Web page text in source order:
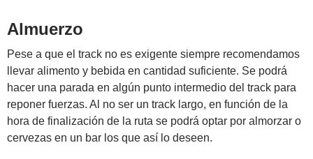
Almuerzo
Pese a que el track no es exigente siempre recomendamos
llevar alimento y bebida en cantidad suficiente. Se podrá
hacer una parada en algún punto intermedio del track para
reponer fuerzas. Al no ser un track largo, en función de la
hora de finalización de la ruta se podrá optar por almorzar o
cervezas en un bar los que así lo deseen.